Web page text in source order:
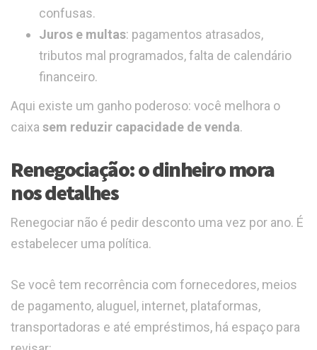
confusas.
Juros e multas: pagamentos atrasados,
tributos mal programados, falta de calendário
financeiro.
Aqui existe um ganho poderoso: você melhora o
caixa sem reduzir capacidade de venda.
Renegociação: o dinheiro mora
nos detalhes
Renegociar não é pedir desconto uma vez por ano. É
estabelecer uma política.
Se você tem recorrência com fornecedores, meios
de pagamento, aluguel, internet, plataformas,
transportadoras e até empréstimos, há espaço para